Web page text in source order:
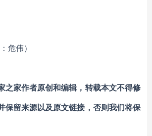
危伟）
之家作者原创和编辑，转载本文不得修
保留来源以及原文链接，否则我们将保